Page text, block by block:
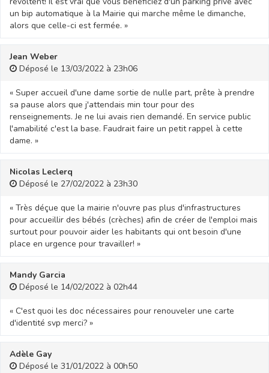
un bip automatique à la Mairie qui marche même le dimanche,
alors que celle-ci est fermée. »
Jean Weber
Déposé le 13/03/2022 à 23h06
« Super accueil d'une dame sortie de nulle part, prête à prendre
sa pause alors que j'attendais min tour pour des
renseignements. Je ne lui avais rien demandé. En service public
l'amabilité c'est la base. Faudrait faire un petit rappel à cette
dame. »
Nicolas Leclerq
Déposé le 27/02/2022 à 23h30
« Très déçue que la mairie n'ouvre pas plus d'infrastructures
pour accueillir des bébés (crèches) afin de créer de l'emploi mais
surtout pour pouvoir aider les habitants qui ont besoin d'une
place en urgence pour travailler! »
Mandy Garcia
Déposé le 14/02/2022 à 02h44
« C'est quoi les doc nécessaires pour renouveler une carte
d'identité svp merci? »
Adèle Gay
Déposé le 31/01/2022 à 00h50